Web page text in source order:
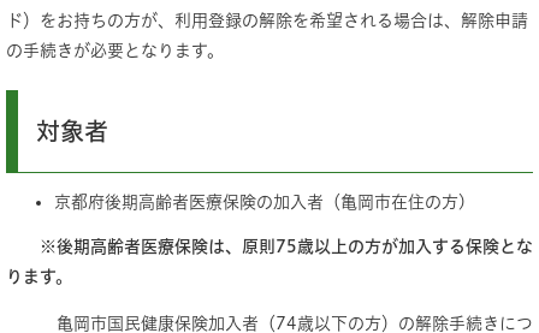
ド）をお持ちの方が、利用登録の解除を希望される場合は、解除申請
の手続きが必要となります。
対象者
京都府後期高齢者医療保険の加入者（亀岡市在住の方)
※後期高齢者医療保険は、原則75歳以上の方が加入する保険とな
ります。
亀岡市国民健康保険加入者（74歳以下の方）の解除手続きにつ